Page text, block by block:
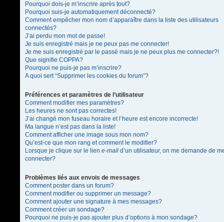
Pourquoi dois-je m’inscrire après tout?
Pourquoi suis-je automatiquement déconnecté?
Comment empêcher mon nom d’apparaître dans la liste des utilisateurs
connectés?
J’ai perdu mon mot de passe!
Je suis enregistré mais je ne peux pas me connecter!
Je me suis enregistré par le passé mais je ne peux plus me connecter?!
Que signifie COPPA?
Pourquoi ne puis-je pas m’inscrire?
A quoi sert “Supprimer les cookies du forum”?
Préférences et paramètres de l’utilisateur
Comment modifier mes paramètres?
Les heures ne sont pas correctes!
J’ai changé mon fuseau horaire et l’heure est encore incorrecte!
Ma langue n’est pas dans la liste!
Comment afficher une image sous mon nom?
Qu’est-ce que mon rang et comment le modifier?
Lorsque je clique sur le lien e-mail d’un utilisateur, on me demande de
connecter?
Problèmes liés aux envois de messages
Comment poster dans un forum?
Comment modifier ou supprimer un message?
Comment ajouter une signature à mes messages?
Comment créer un sondage?
Pourquoi ne puis-je pas ajouter plus d’options à mon sondage?